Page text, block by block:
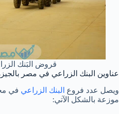
قروض البَنك
عناوين البنك الزراعي في مصر
ويصل عدد فروع البنك الزراعي
موزعة بالشكل الآتي: